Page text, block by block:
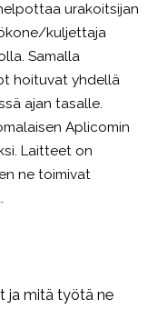
urakoitsijan
kuljettaja
Samalla
hoituvat yhdellä
ajan tasalle.
Aplicomin
Laitteet on
ne toimivat
ja mitä työtä ne